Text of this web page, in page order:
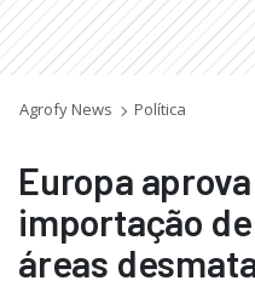
Agrofy News Política
Europa
importação
áreas